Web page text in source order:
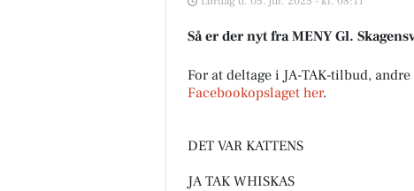
Så er der nyt fra MENY Gl.
For at deltage i JA-TAK-tilbud,
Facebookopslaget her.
DET VAR KATTENS
JA TAK WHISKAS
v/Louise le Fevre Sjøberg
Karlsen
Så er det næste hold T-bone steaks
klar🤩🤩🥩 Ons, Tors, fre, så længe